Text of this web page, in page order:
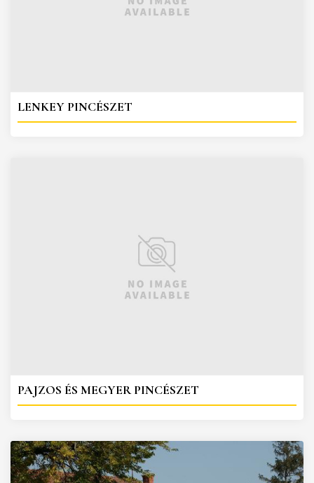
LENKEY PINCÉSZET
PAJZOS ÉS MEGYER PINCÉSZET